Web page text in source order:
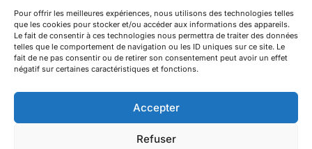
Pour offrir les meilleures expériences, nous utilisons des technologies telles
que les cookies pour stocker et/ou accéder aux informations des appareils.
Le fait de consentir à ces technologies nous permettra de traiter des données
telles que le comportement de navigation ou les ID uniques sur ce site. Le
fait de ne pas consentir ou de retirer son consentement peut avoir un effet
négatif sur certaines caractéristiques et fonctions.
Accepter
Refuser